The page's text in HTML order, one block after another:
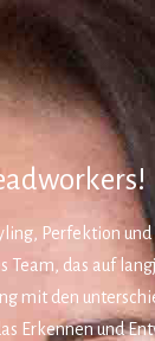
Perfektion und
Team, das auf
mit den
Erkennen und